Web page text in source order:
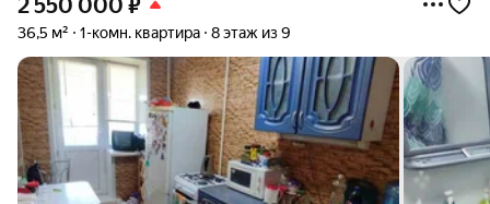
2 550 000 ₽
36,5 м² 1-комн. квартира 8 этаж из 9